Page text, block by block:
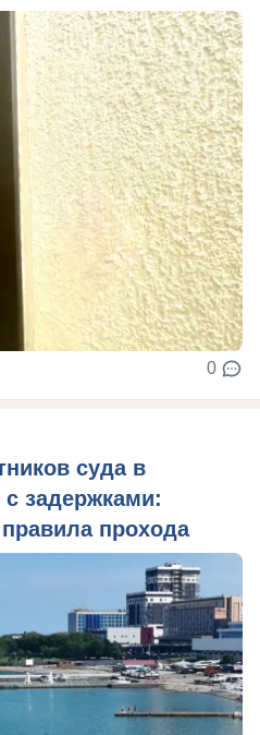
0
суда в
задержками:
прохода